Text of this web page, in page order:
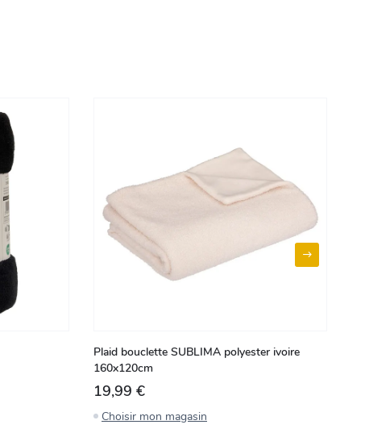
Plaid bouclette SUBLIMA polyester ivoire
160x120cm
19,99 €
Choisir mon magasin